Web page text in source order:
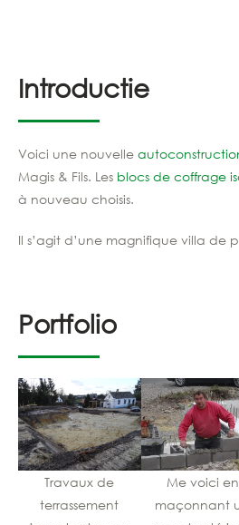
Introductie
Voici une nouvelle
Magis & Fils. Les blocs de coffrage
à nouveau choisis.
Il s’agit d’une magnifique villa de
Portfolio
Travaux de
terrassement
Me voici en
maçonnant